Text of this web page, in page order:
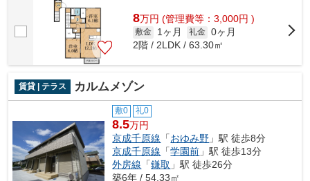
8万円 (管理費等：3,000円 )
敷金 1ヶ月 礼金 0ヶ月
2階 / 2LDK / 63.30㎡
賃貸 | テラス カルムメゾン
敷0 礼0
8.5万円
京成千原線 「おゆみ野 」駅 徒歩8分
京成千原線 「学園前 」駅 徒歩13分
外房線 「鎌取 」駅 徒歩26分
築6年 / 54.33㎡